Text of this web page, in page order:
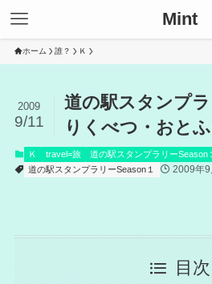
Mint
ホーム 誰？ Ｋ
道の駅スタンプラ
りくべつ・おと
2009
9/11
Ｋ travel=旅
道の駅スタンプラリーSeason
道の駅スタンプラリーSeason１
2009年9
目次